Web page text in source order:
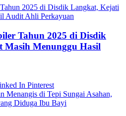
Tahun 2025 di Disdik
Menunggu Hasil
In Pinterest